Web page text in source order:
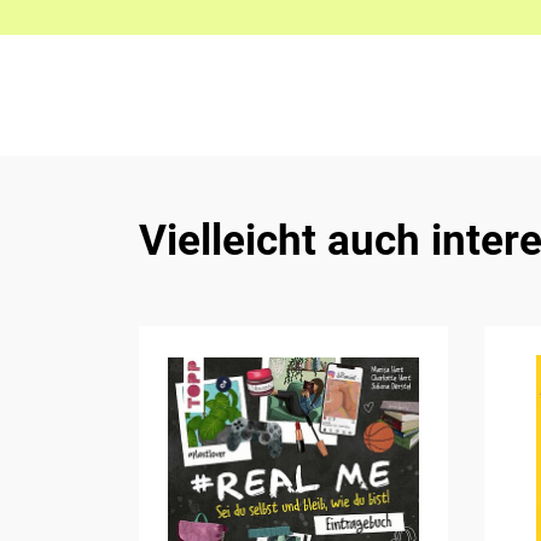
Vielleicht auch